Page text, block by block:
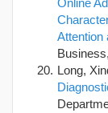
Online
Attention
Long,